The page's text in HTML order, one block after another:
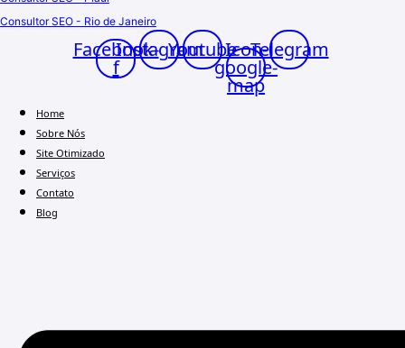
Consultor SEO - Rio de Janeiro
Facebook-
f
InstagramYoutubeIcon-
google-
map
Telegram
Home
Sobre Nós
Site Otimizado
Serviços
Contato
Blog